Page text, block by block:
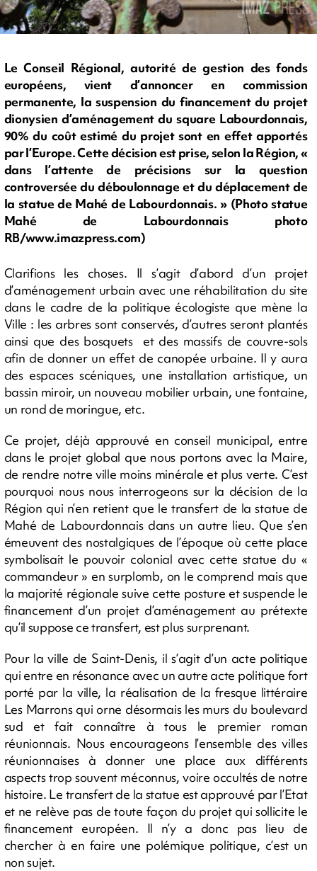
Le Conseil Régional, autorité de gestion des fonds
européens, vient d’annoncer en commission
permanente, la suspension du financement du projet
dionysien d’aménagement du square Labourdonnais,
90% du coût estimé du projet sont en effet apportés
par l’Europe. Cette décision est prise, selon la Région, «
dans l’attente de précisions sur la question
controversée du déboulonnage et du déplacement de
la statue de Mahé de Labourdonnais. » (Photo statue
Mahé de Labourdonnais photo
RB/www.imazpress.com)
Clarifions les choses. Il s’agit d’abord d’un projet
d’aménagement urbain avec une réhabilitation du site
dans le cadre de la politique écologiste que mène la
Ville : les arbres sont conservés, d’autres seront plantés
ainsi que des bosquets et des massifs de couvre-sols
afin de donner un effet de canopée urbaine. Il y aura
des espaces scéniques, une installation artistique, un
bassin miroir, un nouveau mobilier urbain, une fontaine,
un rond de moringue, etc.
Ce projet, déjà approuvé en conseil municipal, entre
dans le projet global que nous portons avec la Maire,
de rendre notre ville moins minérale et plus verte. C’est
pourquoi nous nous interrogeons sur la décision de la
Région qui n’en retient que le transfert de la statue de
Mahé de Labourdonnais dans un autre lieu. Que s’en
émeuvent des nostalgiques de l’époque où cette place
symbolisait le pouvoir colonial avec cette statue du «
commandeur » en surplomb, on le comprend mais que
la majorité régionale suive cette posture et suspende le
financement d’un projet d’aménagement au prétexte
qu’il suppose ce transfert, est plus surprenant.
Pour la ville de Saint-Denis, il s’agit d’un acte politique
qui entre en résonance avec un autre acte politique fort
porté par la ville, la réalisation de la fresque littéraire
Les Marrons qui orne désormais les murs du boulevard
sud et fait connaître à tous le premier roman
réunionnais. Nous encourageons l’ensemble des villes
réunionnaises à donner une place aux différents
aspects trop souvent méconnus, voire occultés de notre
histoire. Le transfert de la statue est approuvé par l’Etat
et ne relève pas de toute façon du projet qui sollicite le
financement européen. Il n’y a donc pas lieu de
chercher à en faire une polémique politique, c’est un
non sujet.